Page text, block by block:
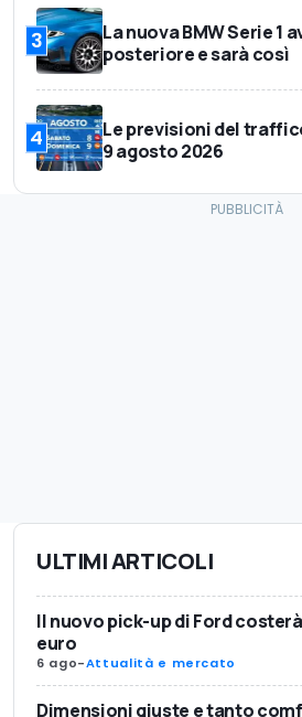
3
La nuova BMW Serie 1
posteriore e sarà così
4
Le previsioni del
9 agosto 2026
ULTIMI ARTICOLI
Il nuovo pick-up di Ford
euro
6 ago-Attualità e mercato
Dimensioni giuste e tanto